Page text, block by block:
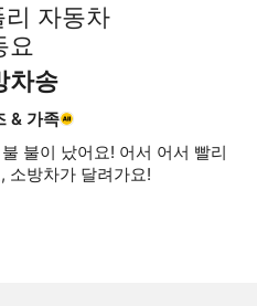
리 자동차
요
차송
& 가족
불이 났어요! 어서 어서 빨리
소방차가 달려가요!